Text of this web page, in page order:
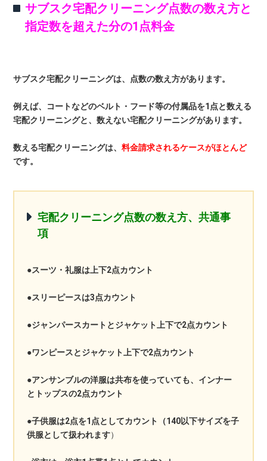
サブスク宅配クリーニング点数の数え方と
指定数を超えた分の1点料金
サブスク宅配クリーニングは、点数の数え方があります。
例えば、コートなどのベルト・フード等の付属品を1点と数える
宅配クリーニングと、数えない宅配クリーニングがあります。
数える宅配クリーニングは、料金請求されるケースがほとんど
です。
宅配クリーニング点数の数え方、共通事
項
●スーツ・礼服は上下2点カウント
●スリーピースは3点カウント
●ジャンパースカートとジャケット上下で2点カウント
●ワンピースとジャケット上下で2点カウント
●アンサンブルの洋服は共布を使っていても、インナー
とトップスの2点カウント
●子供服は2点を1点としてカウント（140以下サイズを子
供服として扱われます）